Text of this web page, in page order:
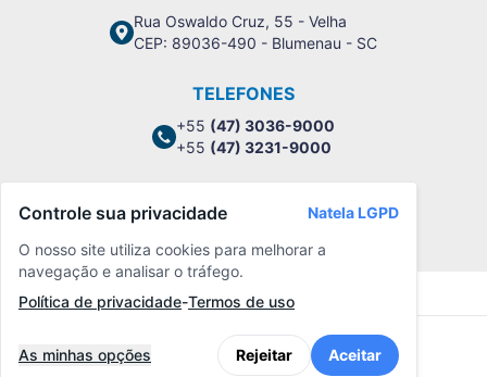
Rua Oswaldo Cruz, 55 - Velha
CEP: 89036-490 - Blumenau - SC
TELEFONES
+55 (47) 3036-9000
+55 (47) 3231-9000
Política de Privacidade
Controle sua privacidade
Natela LGPD
O nosso site utiliza cookies para melhorar a
navegação e analisar o tráfego.
Política de privacidade-Termos de uso
As minhas opções Rejeitar Aceitar